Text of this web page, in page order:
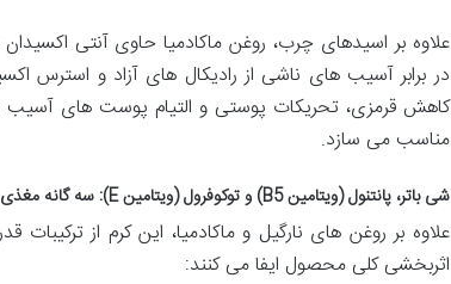
علاوه بر اسیدهای چرب، روغن ماکادمیا حاوی آنتی
در برابر آسیب های ناشی از رادیکال های آزاد و استرس
کاهش قرمزی، تحریکات پوستی و التیام پوست های
مناسب می سازد.
شی باتر، پانتنول (ویتامین B5) و توکوفرول (ویتامین E): سه گانه مغذی و ترمیم کننده
علاوه بر روغن های نارگیل و ماکادمیا، این کرم از
اثربخشی کلی محصول ایفا می کنند: